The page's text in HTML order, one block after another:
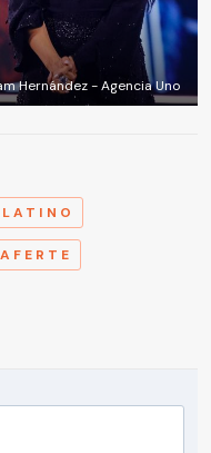
Hernández - Agencia Uno